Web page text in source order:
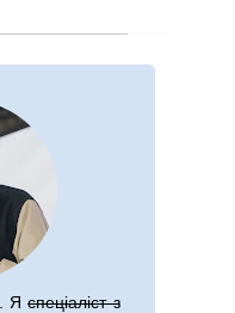
. Яспеціаліст з